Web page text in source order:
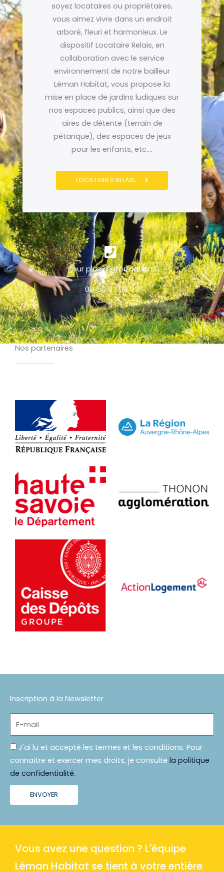
soyez locataires ou propriétaires,
vous aimez vivre dans un endroit
arboré, fleuri et harmonieux. Le
dispositif Locataire Relais, en
collaboration avec le service
environnement de notre bailleur
Léman Habitat, vous propose la
mise en place de jardins ludiques sur
nos espaces publics, ainsi que des
aires de détente (terrain de
pétanque), des espaces de jeux
pour les enfants, etc….
LOCATAIRES RELAIS
Pour plus d'informations
04 50 83 03 03
Nos partenaires
Inscription à la Newsletter
Politique
J'ai lu et accepté les termes et les conditions. Pour
connaître et exercer mes droits, je consulte la politique
de confidentialité.
ENVOYER
Vous avez une question ? L'équipe
Léman Habitat se tient à votre entière